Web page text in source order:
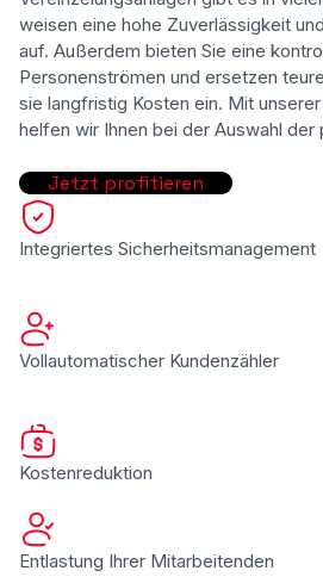
Entlastung Ihrer Mitarbeitenden
Integriertes Sicherheitsmanagement
Vollautomatischer Kundenzähler
Kostenreduktion
weisen eine hohe Zuverlässigkeit
auf. Außerdem bieten Sie eine
Personenströmen und ersetzen
sie langfristig Kosten ein. Mit
helfen wir Ihnen bei der Auswahl der
Jetzt profitieren